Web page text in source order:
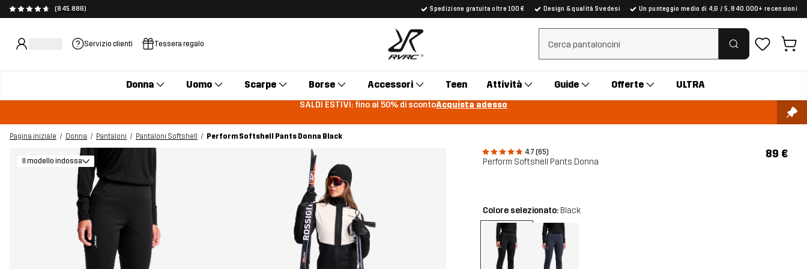
(845.886) Spedizione gratuita oltre 100 € Design & qualità Svedesi Un punteggio medio di 4,6 / 5, 840.000+ recensioni
Servizio clienti Tessera regalo Cancella ricerca
Donna Uomo Scarpe Borse Accessori Teen Attività Guide Offerte ULTRA
SALDI ESTIVI: fino al 50% di scontoAcquista adesso
Pagina iniziale Donna Pantaloni Pantaloni Softshell
Perform Softshell Pants Donna Black
4.7 (65)
Perform Softshell Pants Donna
89 €
Il modello indossa
Colore selezionato: Black